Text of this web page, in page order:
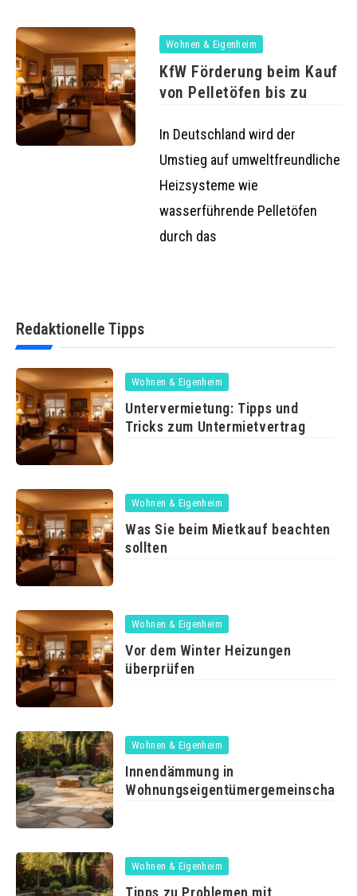
Wohnen & Eigenheim
KfW Förderung beim Kauf
von Pelletöfen bis zu
In Deutschland wird der
Umstieg auf umweltfreundliche
Heizsysteme wie
wasserführende Pelletöfen
durch das
Redaktionelle Tipps
Wohnen & Eigenheim
Untervermietung: Tipps und
Tricks zum Untermietvertrag
Wohnen & Eigenheim
Was Sie beim Mietkauf beachten
sollten
Wohnen & Eigenheim
Vor dem Winter Heizungen
überprüfen
Wohnen & Eigenheim
Innendämmung in
Wohnen & Eigenheim
Tipps zu Problemen mit